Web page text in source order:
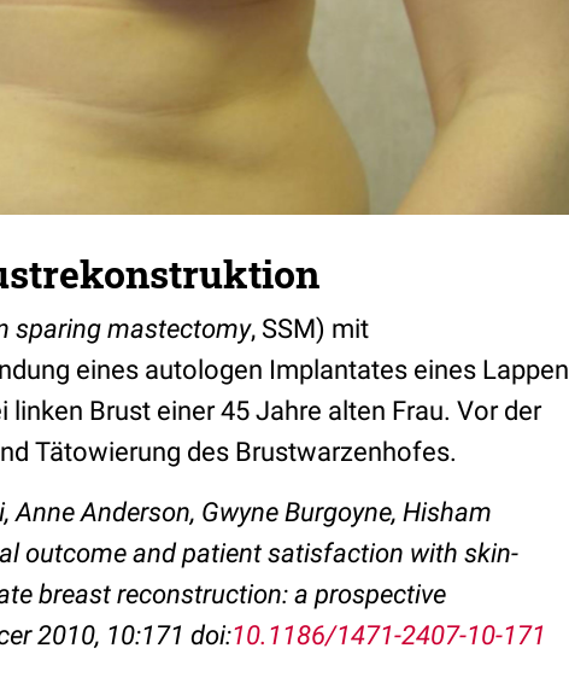
sparing mastectomy, SSM) mit
eines autologen Implantates eines Lappen
linken Brust einer 45 Jahre alten Frau. Vor der
Tätowierung des Brustwarzenhofes.
Anne Anderson, Gwyne Burgoyne, Hisham
outcome and patient satisfaction with skin-
breast reconstruction: a prospective
2010, 10:171 doi:10.1186/1471-2407-10-171